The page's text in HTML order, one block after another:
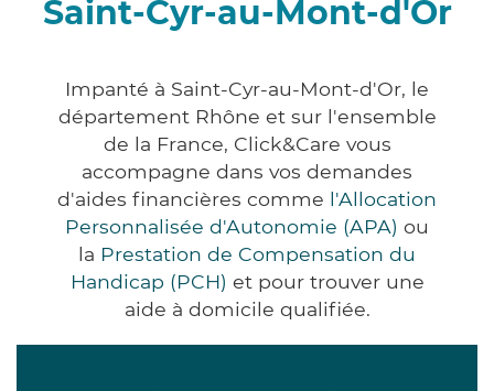
Saint-Cyr-au-Mont-d'Or
Impanté à Saint-Cyr-au-Mont-d'Or, le
département Rhône et sur l'ensemble
de la France, Click&Care vous
accompagne dans vos demandes
d'aides financières comme l'Allocation
Personnalisée d'Autonomie (APA) ou
la Prestation de Compensation du
Handicap (PCH) et pour trouver une
aide à domicile qualifiée.